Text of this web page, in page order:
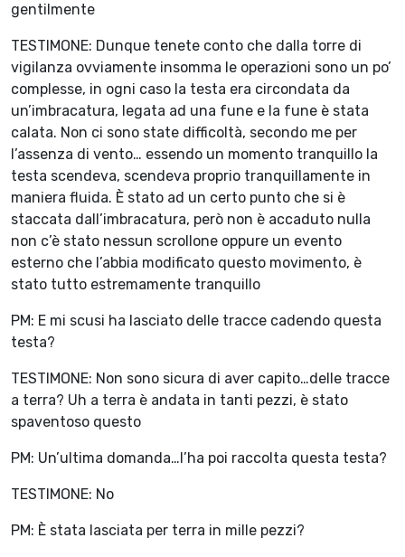
gentilmente
TESTIMONE: Dunque tenete conto che dalla torre di
vigilanza ovviamente insomma le operazioni sono un po’
complesse, in ogni caso la testa era circondata da
un’imbracatura, legata ad una fune e la fune è stata
calata. Non ci sono state difficoltà, secondo me per
l’assenza di vento… essendo un momento tranquillo la
testa scendeva, scendeva proprio tranquillamente in
maniera fluida. È stato ad un certo punto che si è
staccata dall’imbracatura, però non è accaduto nulla
non c’è stato nessun scrollone oppure un evento
esterno che l’abbia modificato questo movimento, è
stato tutto estremamente tranquillo
PM: E mi scusi ha lasciato delle tracce cadendo questa
testa?
TESTIMONE: Non sono sicura di aver capito…delle tracce
a terra? Uh a terra è andata in tanti pezzi, è stato
spaventoso questo
PM: Un’ultima domanda…l’ha poi raccolta questa testa?
TESTIMONE: No
PM: È stata lasciata per terra in mille pezzi?